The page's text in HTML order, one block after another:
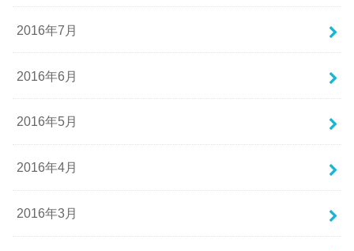
2016年7月
2016年6月
2016年5月
2016年4月
2016年3月